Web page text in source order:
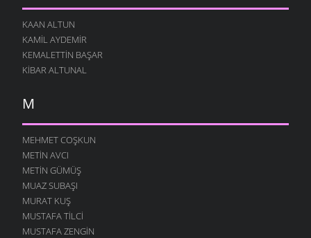
KAAN ALTUN
KAMIL AYDEMIR
KEMALETTIN BAŞAR
KIBAR ALTUNAL
M
MEHMET COŞKUN
METIN AVCI
METIN GÜMÜŞ
MUAZ SUBAŞI
MURAT KUŞ
MUSTAFA TILCI
MUSTAFA ZENGIN